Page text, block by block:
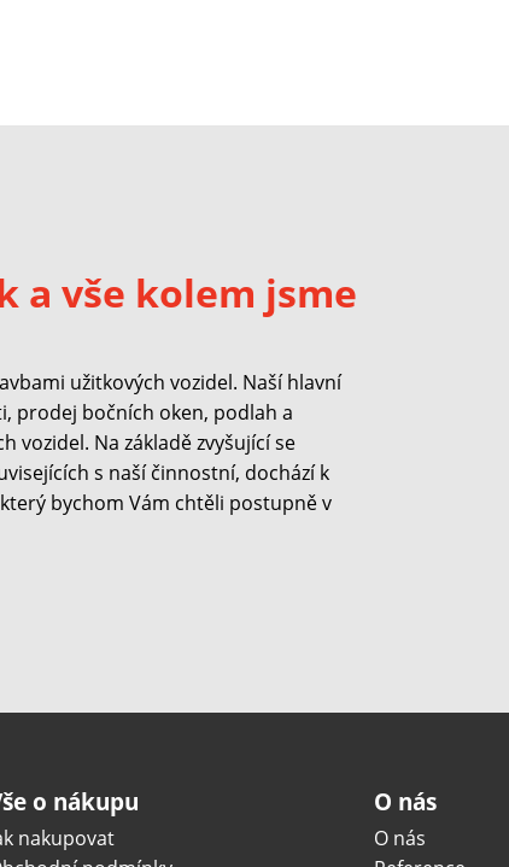
a vše kolem jsme
užitkových vozidel. Naší hlavní
prodej bočních oken, podlah a
vozidel. Na základě zvyšující se
s naší činnostní, dochází k
bychom Vám chtěli postupně v
o nákupu
nakupovat
O nás
O nás